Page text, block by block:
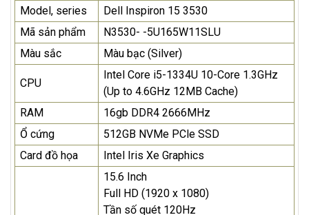
Model, series
Dell Inspiron 15 3530
Mã sản phẩm
N3530- -5U165W11SLU
Màu sắc
Màu bạc (Silver)
CPU
Intel Core i5-1334U 10-Core 1.3GHz
(Up to 4.6GHz 12MB Cache)
RAM
16gb DDR4 2666MHz
Ổ cứng
512GB NVMe PCle SSD
Card đồ họa
Intel Iris Xe Graphics
15.6 Inch
Full HD (1920 x 1080)
Tần số quét 120Hz